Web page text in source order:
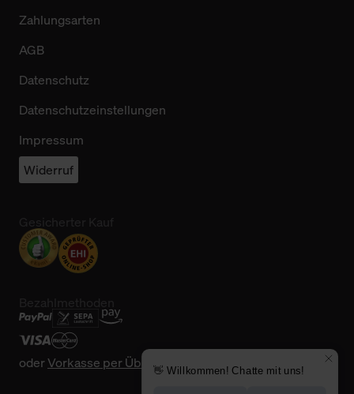
Zahlungsarten
AGB
Datenschutz
Datenschutzeinstellungen
Impressum
Widerruf
oderVorkasse per Überweisung